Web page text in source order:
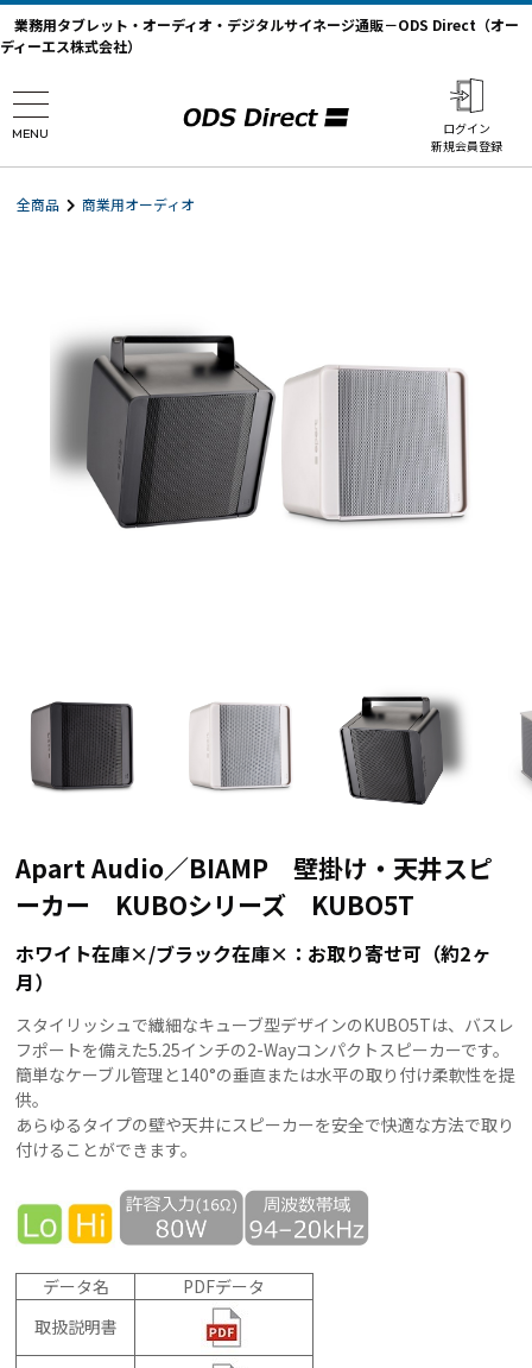
業務用タブレット・オーディオ・デジタルサイネージ通販－ODS Direct（オー
ディーエス株式会社）
MENU
ログイン
新規会員登録
全商品 商業用オーディオ
Apart Audio／BIAMP 壁掛け・天井スピ
ーカー KUBOシリーズ KUBO5T
ホワイト在庫×/ブラック在庫×：お取り寄せ可（約2ヶ
月）
スタイリッシュで繊細なキューブ型デザインのKUBO5Tは、バスレ
フポートを備えた5.25インチの2-Wayコンパクトスピーカーです。
簡単なケーブル管理と140°の垂直または水平の取り付け柔軟性を提
供。
あらゆるタイプの壁や天井にスピーカーを安全で快適な方法で取り
付けることができます。
データ名
PDFデータ
取扱説明書